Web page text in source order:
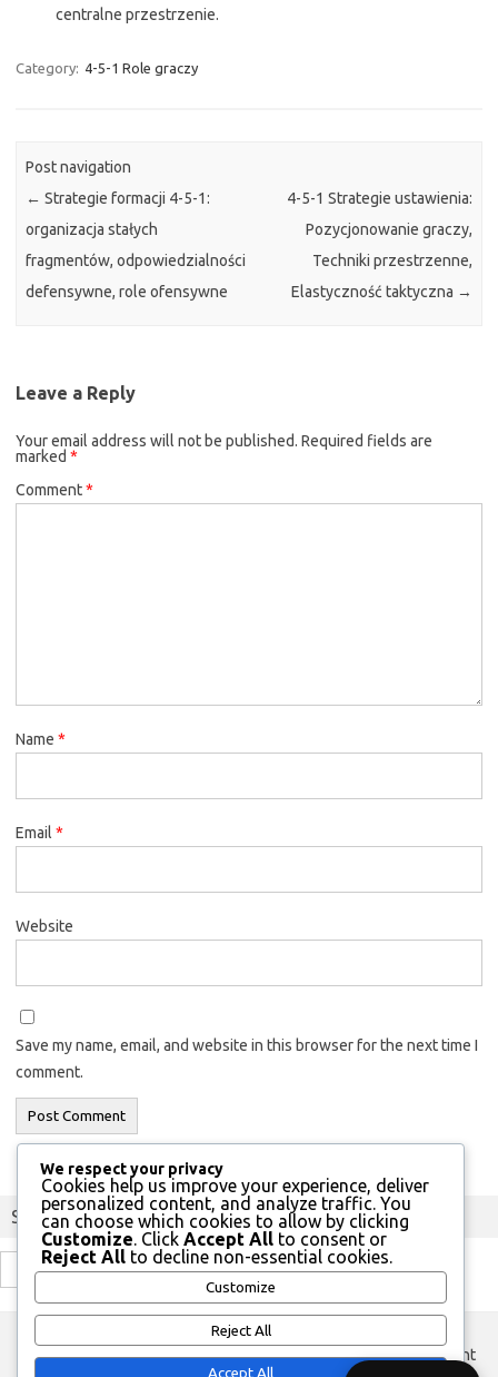
centralne przestrzenie.
Category: 4-5-1 Role graczy
Post navigation
← Strategie formacji 4-5-1:
organizacja stałych
fragmentów, odpowiedzialności
defensywne, role ofensywne
4-5-1 Strategie ustawienia:
Pozycjonowanie graczy,
Techniki przestrzenne,
Elastyczność taktyczna →
Leave a Reply
Your email address will not be published. Required fields are
marked *
Comment*
Name *
Email *
Website
Save my name, email, and website in this browser for the next time I
comment.
Szukaj
Search
for:
custom footer text left custom footer text right
We respect your privacy
Cookies help us improve your experience, deliver
personalized content, and analyze traffic. You
can choose which cookies to allow by clicking
Customize. Click Accept All to consent or
Reject All to decline non-essential cookies.
Customize
Reject All
Accept All